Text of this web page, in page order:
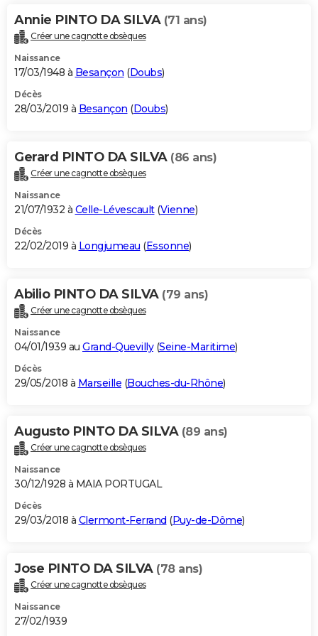
Annie PINTO DA SILVA (71 ans)
Créer une cagnotte obsèques
Naissance
17/03/1948 à Besançon (Doubs)
Décès
28/03/2019 à Besançon (Doubs)
Gerard PINTO DA SILVA (86 ans)
Créer une cagnotte obsèques
Naissance
21/07/1932 à Celle-Lévescault(Vienne)
Décès
22/02/2019 à Longjumeau (Essonne)
Abilio PINTO DA SILVA (79 ans)
Créer une cagnotte obsèques
Naissance
04/01/1939 au Grand-Quevilly(Seine-Maritime)
Décès
29/05/2018 à Marseille (Bouches-du-Rhône)
Augusto PINTO DA SILVA (89 ans)
Créer une cagnotte obsèques
Naissance
30/12/1928 à MAIA PORTUGAL
Décès
29/03/2018 à Clermont-Ferrand (Puy-de-Dôme)
Jose PINTO DA SILVA (78 ans)
Créer une cagnotte obsèques
Naissance
27/02/1939